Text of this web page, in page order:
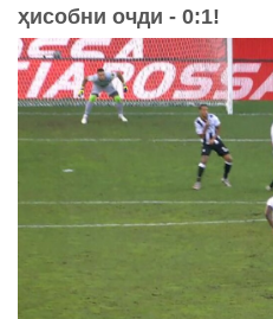
ҳисобни очди - 0:1!